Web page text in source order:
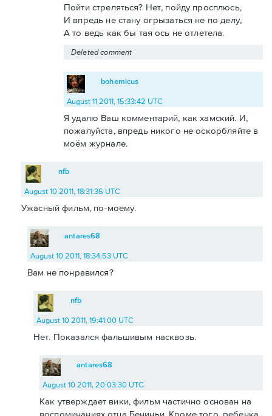
Пойти стреляться? Нет, пойду просплюсь,
И впредь не стану огрызаться не по делу,
А то ведь как бы тая ось не отлетела.
Deleted comment
bohemicus
August 11 2011, 15:33:42 UTC
Я удалю Ваш комментарий, как хамский. И,
пожалуйста, впредь никого не оскорбляйте в
моём журнале.
nfb
August 10 2011, 18:31:36 UTC
Ужасный фильм, по-моему.
antares68
August 10 2011, 18:34:53 UTC
Вам не понравился?
nfb
August 10 2011, 19:41:00 UTC
Нет. Показался фальшивым насквозь.
antares68
August 10 2011, 20:03:30 UTC
Как утверждает вики, фильм частично основан на